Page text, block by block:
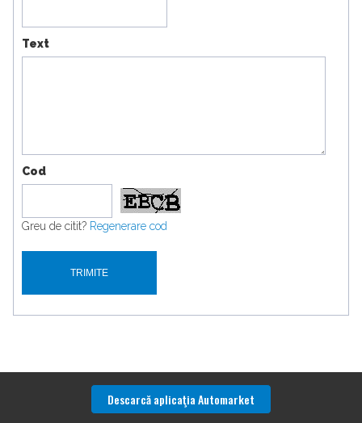
Text
Cod
Greu de citit? Regenerare cod
Descarcă aplicaţia Automarket